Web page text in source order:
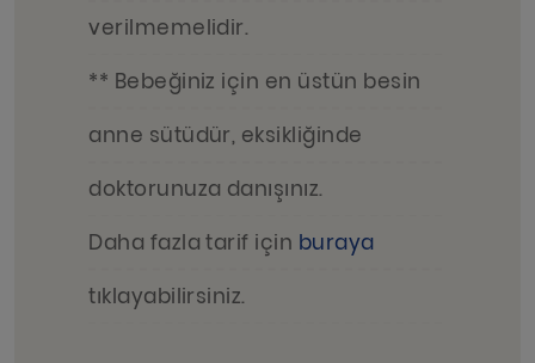
verilmemelidir.
** Bebeğiniz için en üstün besin
anne sütüdür, eksikliğinde
doktorunuza danışınız.
Daha fazla tarif için buraya
tıklayabilirsiniz.